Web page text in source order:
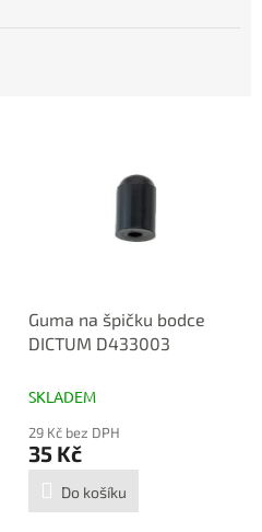
Guma na špičku bodce
DICTUM D433003
SKLADEM
29 Kč bez DPH
35 Kč
Do košíku